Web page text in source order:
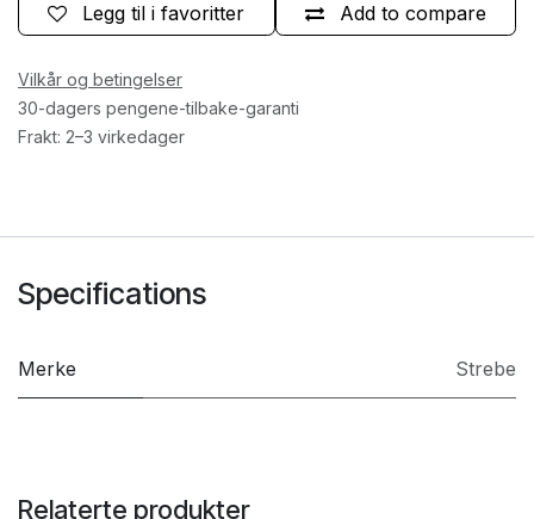
Add to compare
Legg til i favoritter
Vilkår og betingelser
30-dagers pengene-tilbake-garanti
Frakt: 2–3 virkedager
Specifications
Merke Strebe
Relaterte produkter